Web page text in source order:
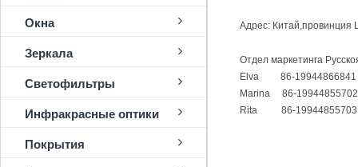
Окна
Зеркала
Светофильтры
Инфракрасные оптики
Покрытия
Адрес: Китай,провинция
Отдел маркетинга
Elva 86-19944866841
Marina 86-19944855702
Rita 86-19944855703